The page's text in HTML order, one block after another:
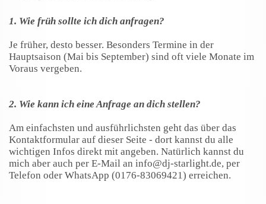
1. Wie früh sollte ich dich anfragen?
Je früher, desto besser. Besonders Termine in der
Hauptsaison (Mai bis September) sind oft viele Monate im
Voraus vergeben.
2. Wie kann ich eine Anfrage an dich stellen?
Am einfachsten und ausführlichsten geht das über das
Kontaktformular auf dieser Seite - dort kannst du alle
wichtigen Infos direkt mit angeben. Natürlich kannst du
mich aber auch per E-Mail an info@dj-starlight.de, per
Telefon oder WhatsApp (0176-83069421) erreichen.